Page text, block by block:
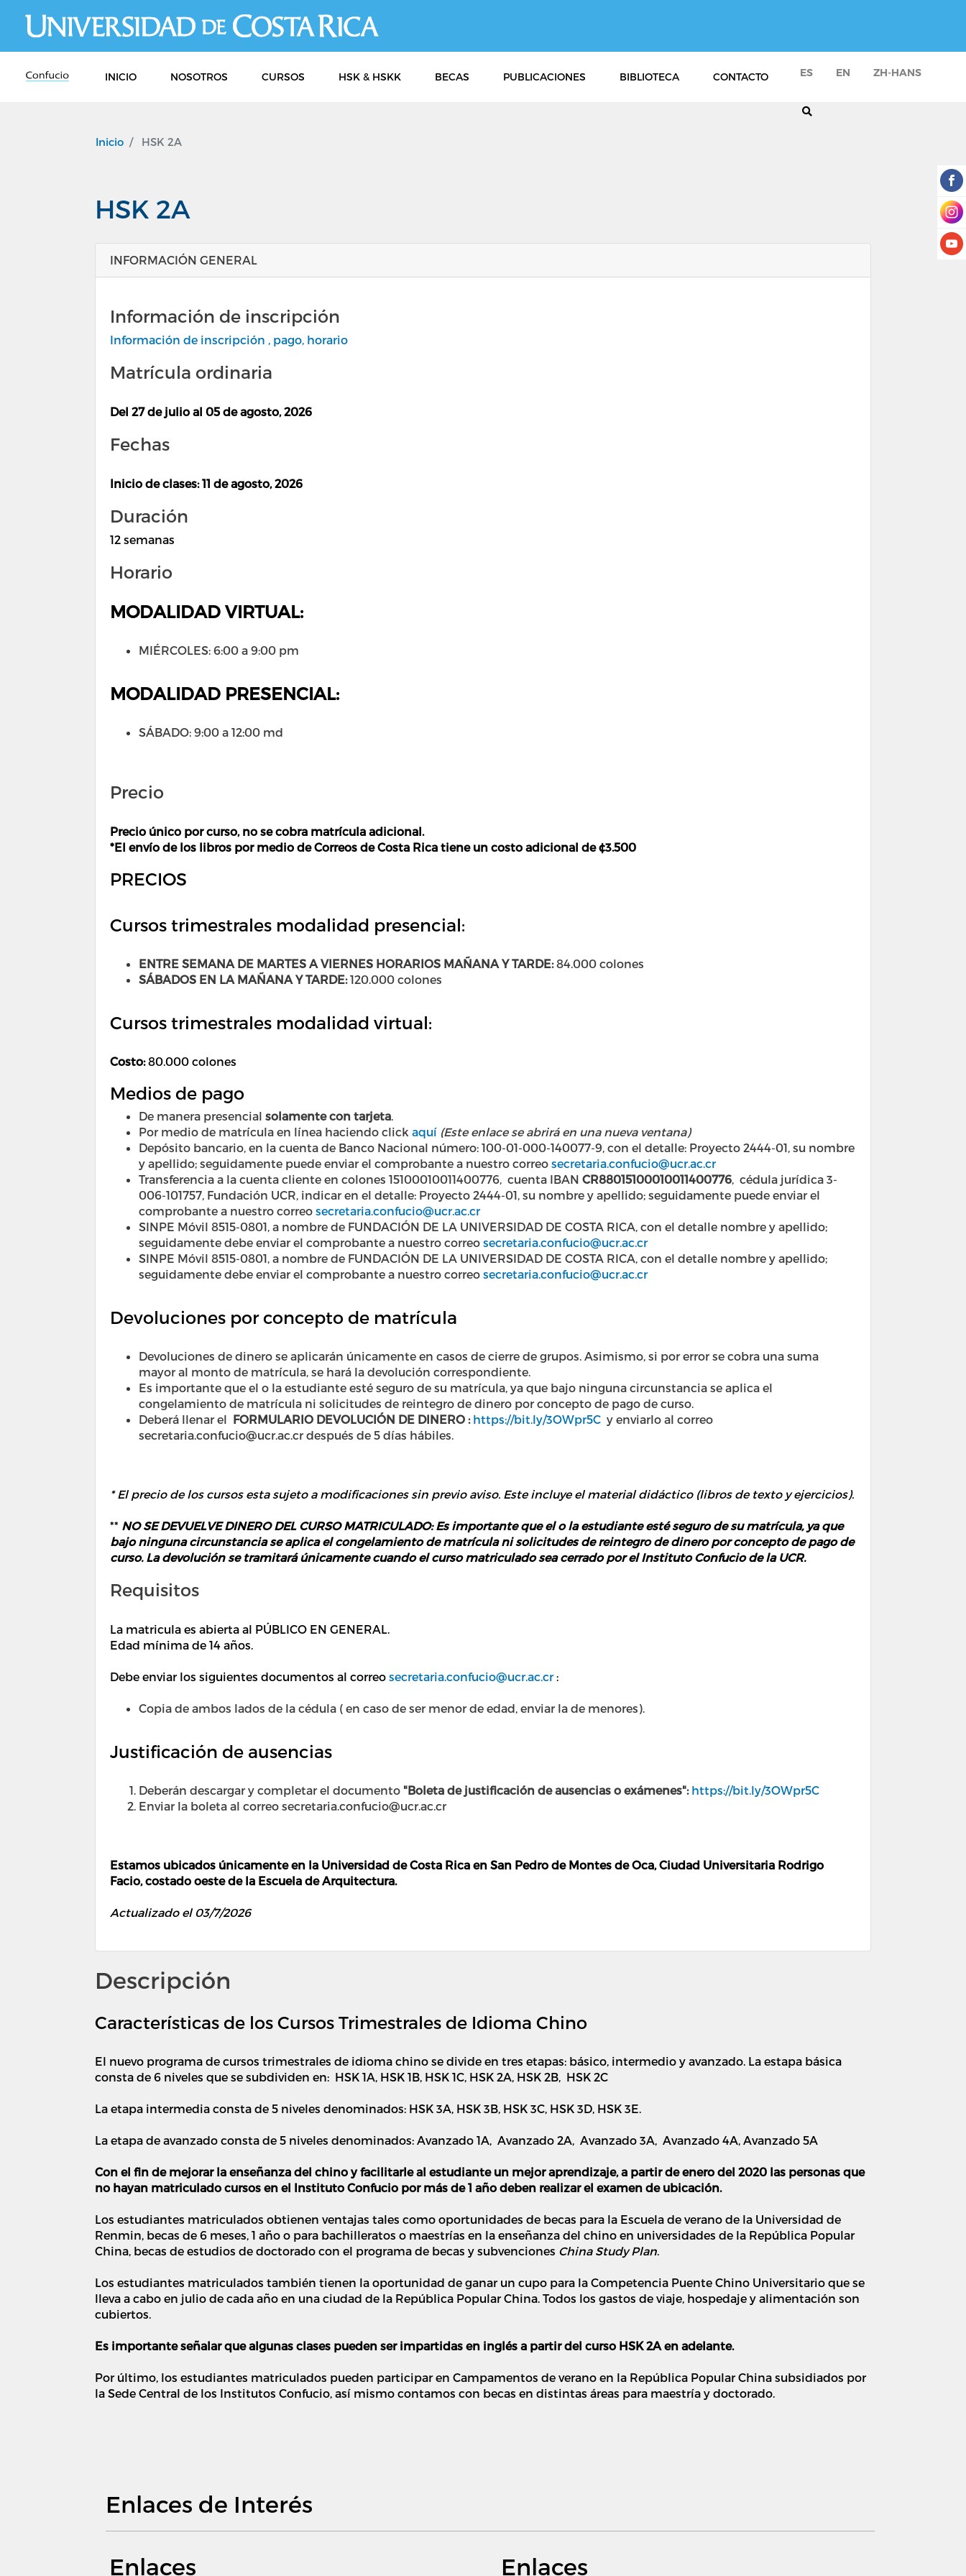
INICIO NOSOTROS CURSOS HSK & HSKK BECAS PUBLICACIONES BIBLIOTECA CONTACTO ES EN ZH-HANS
Inicio HSK 2A
HSK 2A
INFORMACIÓN GENERAL
Información de inscripción
Información de inscripción , pago, horario
Matrícula ordinaria
Del 27 de julio al 05 de agosto, 2026
Fechas
Inicio de clases: 11 de agosto, 2026
Duración
12 semanas
Horario
MODALIDAD VIRTUAL:
MIÉRCOLES: 6:00 a 9:00 pm
MODALIDAD PRESENCIAL:
SÁBADO: 9:00 a 12:00 md
Precio
Precio único por curso, no se cobra matrícula adicional.
*El envío de los libros por medio de Correos de Costa Rica tiene un costo adicional de ¢3.500
PRECIOS
Cursos trimestrales modalidad presencial:
ENTRE SEMANA DE MARTES A VIERNES HORARIOS MAÑANA Y TARDE:84.000 colones
SÁBADOS EN LA MAÑANA Y TARDE:120.000 colones
Cursos trimestrales modalidad virtual:
Costo:80.000 colones
Medios de pago
De manera presencial solamente con tarjeta.
Por medio de matrícula en línea haciendo click aquí (Este enlace se abrirá en una nueva ventana)
Depósito bancario, en la cuenta de Banco Nacional número: 100-01-000-140077-9, con el detalle: Proyecto 2444-01, su nombre
y apellido; seguidamente puede enviar el comprobante a nuestro correo secretaria.confucio@ucr.ac.cr
Transferencia a la cuenta cliente en colones 15100010011400776, cuenta IBAN CR88015100010011400776, cédula jurídica 3-
006-101757, Fundación UCR, indicar en el detalle: Proyecto 2444-01, su nombre y apellido; seguidamente puede enviar el
comprobante a nuestro correo secretaria.confucio@ucr.ac.cr
SINPE Móvil 8515-0801, a nombre de FUNDACIÓN DE LA UNIVERSIDAD DE COSTA RICA, con el detalle nombre y apellido;
seguidamente debe enviar el comprobante a nuestro correo secretaria.confucio@ucr.ac.cr
SINPE Móvil 8515-0801, a nombre de FUNDACIÓN DE LA UNIVERSIDAD DE COSTA RICA, con el detalle nombre y apellido;
seguidamente debe enviar el comprobante a nuestro correo secretaria.confucio@ucr.ac.cr
Devoluciones por concepto de matrícula
Devoluciones de dinero se aplicarán únicamente en casos de cierre de grupos. Asimismo, si por error se cobra una suma
mayor al monto de matrícula, se hará la devolución correspondiente.
Es importante que el o la estudiante esté seguro de su matrícula, ya que bajo ninguna circunstancia se aplica el
congelamiento de matrícula ni solicitudes de reintegro de dinero por concepto de pago de curso.
Deberá llenar el FORMULARIO DEVOLUCIÓN DE DINERO : https://bit.ly/3OWpr5C y enviarlo al correo
secretaria.confucio@ucr.ac.cr después de 5 días hábiles.
* El precio de los cursos esta sujeto a modificaciones sin previo aviso. Este incluye el material didáctico (libros de texto y ejercicios).
** NO SE DEVUELVE DINERO DEL CURSO MATRICULADO: Es importante que el o la estudiante esté seguro de su matrícula, ya que
bajo ninguna circunstancia se aplica el congelamiento de matrícula ni solicitudes de reintegro de dinero por concepto de pago de
curso. La devolución se tramitará únicamente cuando el curso matriculado sea cerrado por el Instituto Confucio de la UCR.
Requisitos
La matricula es abierta al PÚBLICO EN GENERAL.
Edad mínima de 14 años.
Debe enviar los siguientes documentos al correo secretaria.confucio@ucr.ac.cr:
Copia de ambos lados de la cédula ( en caso de ser menor de edad, enviar la de menores).
Justificación de ausencias
Deberán descargar y completar el documento "Boleta de justificación de ausencias o exámenes": https://bit.ly/3OWpr5C
Enviar la boleta al correo secretaria.confucio@ucr.ac.cr
Estamos ubicados únicamente en la Universidad de Costa Rica en San Pedro de Montes de Oca, Ciudad Universitaria Rodrigo
Facio, costado oeste de la Escuela de Arquitectura.
Actualizado el 03/7/2026
Descripción
Características de los Cursos Trimestrales de Idioma Chino
El nuevo programa de cursos trimestrales de idioma chino se divide en tres etapas: básico, intermedio y avanzado. La estapa básica
consta de 6 niveles que se subdividen en: HSK 1A, HSK 1B, HSK 1C, HSK 2A, HSK 2B, HSK 2C
La etapa intermedia consta de 5 niveles denominados: HSK 3A, HSK 3B, HSK 3C, HSK 3D, HSK 3E.
La etapa de avanzado consta de 5 niveles denominados: Avanzado 1A, Avanzado 2A, Avanzado 3A, Avanzado 4A, Avanzado 5A
Con el fin de mejorar la enseñanza del chino y facilitarle al estudiante un mejor aprendizaje, a partir de enero del 2020 las personas que
no hayan matriculado cursos en el Instituto Confucio por más de 1 año deben realizar el examen de ubicación.
Los estudiantes matriculados obtienen ventajas tales como oportunidades de becas para la Escuela de verano de la Universidad de
Renmin, becas de 6 meses, 1 año o para bachilleratos o maestrías en la enseñanza del chino en universidades de la República Popular
China, becas de estudios de doctorado con el programa de becas y subvenciones China Study Plan.
Los estudiantes matriculados también tienen la oportunidad de ganar un cupo para la Competencia Puente Chino Universitario que se
lleva a cabo en julio de cada año en una ciudad de la República Popular China. Todos los gastos de viaje, hospedaje y alimentación son
cubiertos.
Es importante señalar que algunas clases pueden ser impartidas en inglés a partir del curso HSK 2A en adelante.
Por último, los estudiantes matriculados pueden participar en Campamentos de verano en la República Popular China subsidiados por
la Sede Central de los Institutos Confucio, así mismo contamos con becas en distintas áreas para maestría y doctorado.
Enlaces de Interés
Enlaces Enlaces